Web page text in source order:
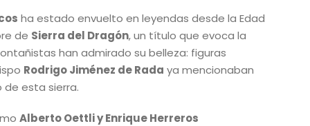
ha estado envuelto en leyendas desde la Edad
de Sierra del Dragón, un título que evoca la
han admirado su belleza: figuras
Rodrigo Jiménez de Rada ya mencionaban
de esta sierra.
Alberto Oettli y Enrique Herreros